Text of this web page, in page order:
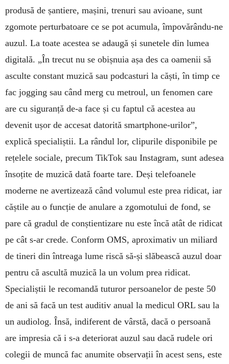
pro­dusă de șantiere, mașini, trenuri sau avioane, sunt
zgomote perturbatoare ce se pot acumula, îm­povă­rându-ne
auzul. La toate acestea se adaugă și sunetele din lumea
digitală. „În trecut nu se obișnuia așa des ca oamenii să
asculte constant muzică sau podcasturi la căști, în timp ce
fac jogging sau când merg cu metroul, un fenomen care
are cu siguranță de-a face și cu faptul că acestea au
devenit ușor de accesat datorită smart­phone-urilor”,
explică specialiștii. La rân­dul lor, clipurile disponibile pe
rețelele so­ciale, precum TikTok sau Instagram, sunt adesea
însoțite de muzică dată foarte tare. Deși telefoa­nele
moderne ne avertizează când volumul este prea ridicat, iar
căștile au o funcție de anulare a zgomotului de fond, se
pare că gradul de con­știentizare nu este încă atât de ridicat
pe cât s-ar crede. Conform OMS, aproximativ un miliard
de tineri din întreaga lume riscă să-și slăbească auzul doar
pentru că ascultă muzică la un volum prea ridicat.
Specialiștii le recomandă tuturor persoanelor de peste 50
de ani să facă un test auditiv anual la medicul ORL sau la
un audiolog. Însă, indiferent de vârstă, dacă o persoană
are impresia că i s-a deteriorat auzul sau dacă rudele ori
colegii de muncă fac anumite observații în acest sens, este